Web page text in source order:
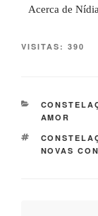
Acerca de Nídia
VISITAS: 390
AMOR
NOVAS